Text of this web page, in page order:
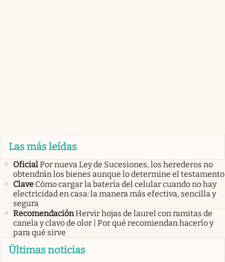
Las más leídas
OficialPor nueva Ley de Sucesiones, los herederos no
obtendrán los bienes aunque lo determine el testamento
Clave Cómo cargar la batería del celular cuando no hay
electricidad en casa: la manera más efectiva, sencilla y
segura
RecomendaciónHervir hojas de laurel con ramitas de
canela y clavo de olor | Por qué recomiendan hacerlo y
para qué sirve
Últimas noticias